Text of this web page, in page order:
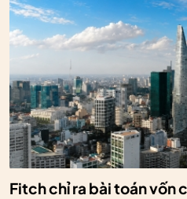
Fitch chỉ ra bài toán vốn